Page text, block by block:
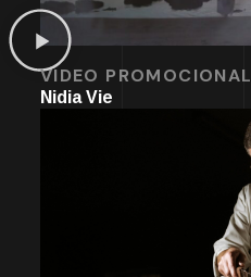
VIDEO PROMOCIONAL
Nidia Vie